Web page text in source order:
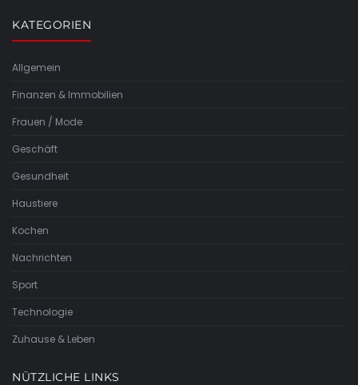
KATEGORIEN
Allgemein
Finanzen & Immobilien
Frauen / Mode
Geschäft
Gesundheit
Haustiere
Kochen
Nachrichten
Sport
Technologie
Zuhause & Leben
NÜTZLICHE LINKS